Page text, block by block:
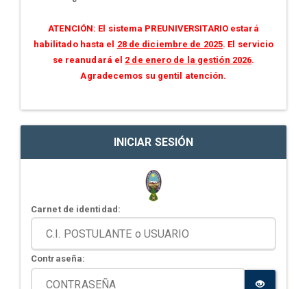
ATENCIÓN: El sistema PREUNIVERSITARIO estará
habilitado hasta el 28 de diciembre de 2025. El servicio
se reanudará el 2 de enero de la gestión 2026.
Agradecemos su gentil atención.
INICIAR SESIÓN
Carnet de identidad:
Contraseña: